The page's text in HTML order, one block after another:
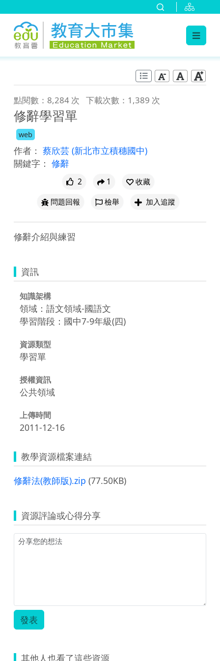
點閱數：8,284 次 下載次數：1,389 次
修辭學習單
web
作者： 蔡欣芸 (新北市立積穗國中)
關鍵字： 修辭
2 1
收藏
問題回報
檢舉 加入追蹤
修辭介紹與練習
資訊
知識架構
領域：語文領域-國語文
學習階段：國中7-9年級(四)
資源類型
學習單
授權資訊
公共領域
上傳時間
2011-12-16
教學資源檔案連結
修辭法(教師版).zip (77.50KB)
資源評論或心得分享
發表
其他人也看了這些資源